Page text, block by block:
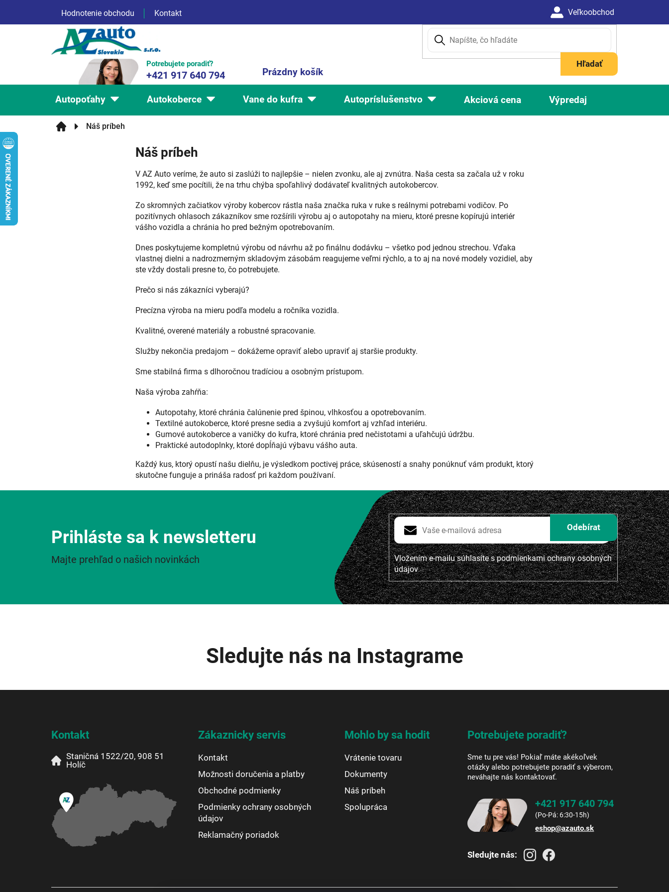
obsah
Hodnotenie obchodu Kontakt
Hľadať
Potrebujete poradiť?
+421 917 640 794
Nákupný
košík
Prázdny košík
Autopoťahy Autokoberce Vane do kufra Autopríslušenstvo Akciová cena Výpredaj
Náš príbeh
Náš príbeh
V AZ Auto veríme, že auto si zaslúži to najlepšie – nielen zvonku, ale aj zvnútra. Naša cesta sa začala už v roku
1992, keď sme pocítili, že na trhu chýba spoľahlivý dodávateľ kvalitných autokobercov.
Zo skromných začiatkov výroby kobercov rástla naša značka ruka v ruke s reálnymi potrebami vodičov. Po
pozitívnych ohlasoch zákazníkov sme rozšírili výrobu aj o autopotahy na mieru, ktoré presne kopírujú interiér
vášho vozidla a chránia ho pred bežným opotrebovaním.
Dnes poskytujeme kompletnú výrobu od návrhu až po finálnu dodávku – všetko pod jednou strechou. Vďaka
vlastnej dielni a nadrozmerným skladovým zásobám reagujeme veľmi rýchlo, a to aj na nové modely vozidiel, aby
ste vždy dostali presne to, čo potrebujete.
Prečo si nás zákazníci vyberajú?
Precízna výroba na mieru podľa modelu a ročníka vozidla.
Kvalitné, overené materiály a robustné spracovanie.
Služby nekončia predajom – dokážeme opraviť alebo upraviť aj staršie produkty.
Sme stabilná firma s dlhoročnou tradíciou a osobným prístupom.
Naša výroba zahŕňa:
Autopotahy, ktoré chránia čalúnenie pred špinou, vlhkosťou a opotrebovaním.
Textilné autokoberce, ktoré presne sedia a zvyšujú komfort aj vzhľad interiéru.
Gumové autokoberce a vaničky do kufra, ktoré chránia pred nečistotami a uľahčujú údržbu.
Praktické autodoplnky, ktoré dopĺňajú výbavu vášho auta.
Každý kus, ktorý opustí našu dielňu, je výsledkom poctivej práce, skúseností a snahy ponúknuť vám produkt, ktorý
skutočne funguje a prináša radosť pri každom používaní.
Vložením e-mailu súhlasíte spodmienkami ochrany osobných
údajov
Prihláste sa k newsletteru
Majte prehľad o našich novinkách
Sledujte nás na Instagrame
Kontakt
Staničná 1522/20, 908 51
Holíč
Zákaznicky servis
Kontakt
Možnosti doručenia a platby
Obchodné podmienky
Podmienky ochrany osobných
údajov
Reklamačný poriadok
Mohlo by sa hodit
Vrátenie tovaru
Dokumenty
Náš príbeh
Spolupráca
Potrebujete poradiť?
Sme tu pre vás! Pokiaľ máte akékoľvek
otázky alebo potrebujete poradiť s výberom,
neváhajte nás kontaktovať.
+421 917 640 794
eshop@azauto.sk
Sledujte nás: